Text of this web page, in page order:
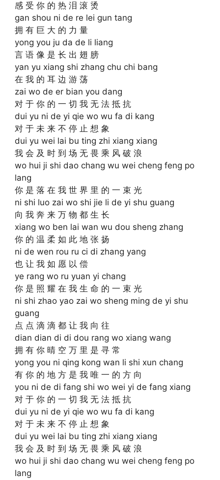
感 受 你 的 热 泪 滚 烫
gan shou ni de re lei gun tang
拥 有 巨 大 的 力 量
yong you ju da de li liang
言 语 像 是 长 出 翅 膀
yan yu xiang shi zhang chu chi bang
在 我 的 耳 边 游 荡
zai wo de er bian you dang
对 于 你 的 一 切 我 无 法 抵 抗
dui yu ni de yi qie wo wu fa di kang
对 于 未 来 不 停 止 想 象
dui yu wei lai bu ting zhi xiang xiang
我 会 及 时 到 场 无 畏 乘 风 破 浪
wo hui ji shi dao chang wu wei cheng feng po
lang
你 是 落 在 我 世 界 里 的 一 束 光
ni shi luo zai wo shi jie li de yi shu guang
向 我 奔 来 万 物 都 生 长
xiang wo ben lai wan wu dou sheng zhang
你 的 温 柔 如 此 地 张 扬
ni de wen rou ru ci di zhang yang
也 让 我 如 愿 以 偿
ye rang wo ru yuan yi chang
你 是 照 耀 在 我 生 命 的 一 束 光
ni shi zhao yao zai wo sheng ming de yi shu
guang
点 点 滴 滴 都 让 我 向 往
dian dian di di dou rang wo xiang wang
拥 有 你 晴 空 万 里 是 寻 常
yong you ni qing kong wan li shi xun chang
有 你 的 地 方 是 我 唯 一 的 方 向
you ni de di fang shi wo wei yi de fang xiang
对 于 你 的 一 切 我 无 法 抵 抗
dui yu ni de yi qie wo wu fa di kang
对 于 未 来 不 停 止 想 象
dui yu wei lai bu ting zhi xiang xiang
我 会 及 时 到 场 无 畏 乘 风 破 浪
wo hui ji shi dao chang wu wei cheng feng po
lang